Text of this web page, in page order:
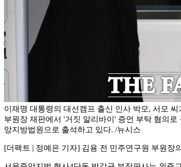
이재명 대통령의 대선캠프 출신 인사 박모, 서모
부원장 재판에서 '거짓 알리바이' 증언 부탁 혐의
앙지방법원으로 출석하고 있다. /뉴시스
[더팩트 | 정예은 기자] 김용 전 민주연구원 부원장